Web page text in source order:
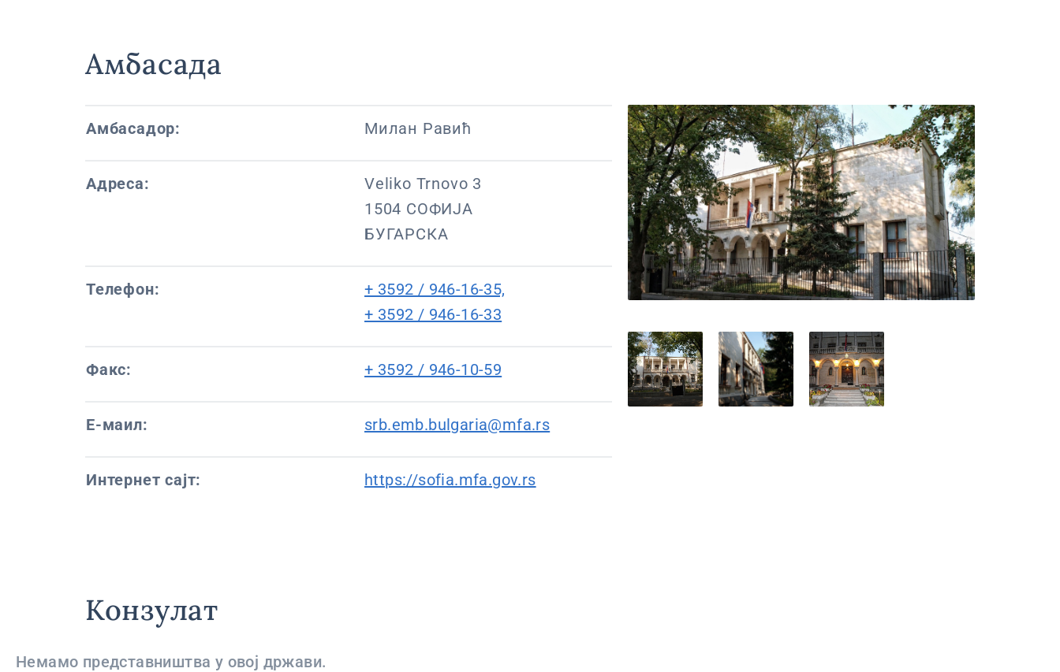
Амбасада
Амбасадор: Милан Равић
Адреса:
Veliko Trnovo 3
1504 СОФИЈА
БУГАРСКА
Телефон:
+ 3592 / 946-16-35,
+ 3592 / 946-16-33
Факс: + 3592 / 946-10-59
Е-маил: srb.emb.bulgaria@mfa.rs
Интернет сајт: https://sofia.mfa.gov.rs
Конзулат
Немамо представништва у овој држави.